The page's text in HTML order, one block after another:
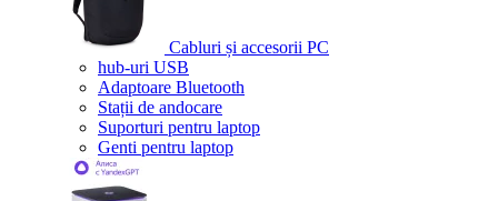
Cabluri și accesorii PC
hub-uri USB
Adaptoare Bluetooth
Stații de andocare
Suporturi pentru laptop
Genti pentru laptop